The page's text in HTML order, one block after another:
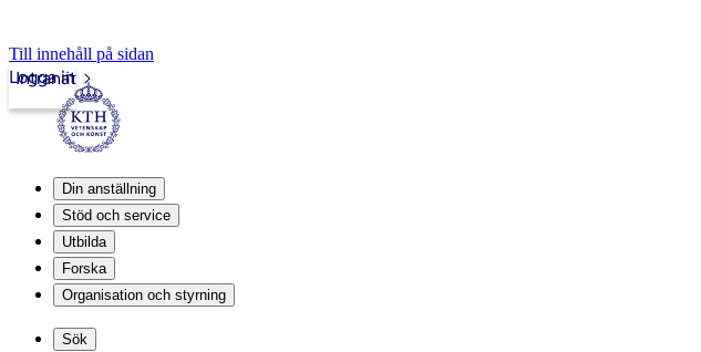
Till innehåll på sidan
Intranät
Logga in
Din anställning
Stöd och service
Utbilda
Forska
Organisation och styrning
Sök